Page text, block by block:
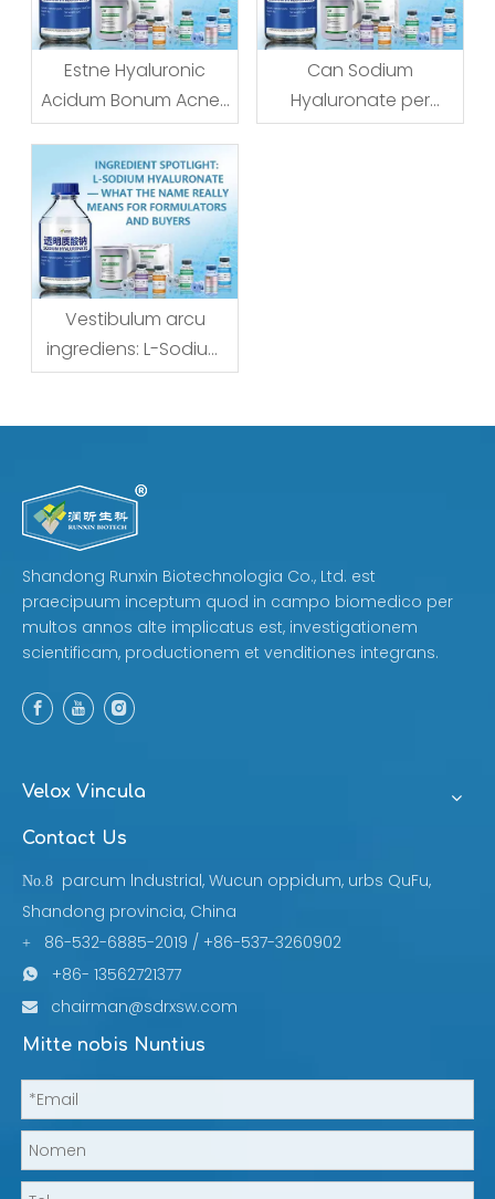
Estne Hyaluronic
Acidum Bonum Acne?
Testimonium-
Substructio Guide
Can Sodium
Hyaluronate per
pellem absorberi?
Vestibulum arcu
ingrediens: L-Sodium
Hyaluronate - Quid
Shandong Runxin Biotechnologia Co., Ltd. est
praecipuum inceptum quod in campo biomedico per
multos annos alte implicatus est, investigationem
scientificam, productionem et venditiones integrans.
Velox Vincula
Contact Us
No.8
parcum lndustrial, Wucun oppidum, urbs QuFu,
Shandong provincia, China
+ 86-532-6885-2019 / +86-537-3260902
 +86- 13562721377
 chairman@sdrxsw.com
Mitte nobis Nuntius